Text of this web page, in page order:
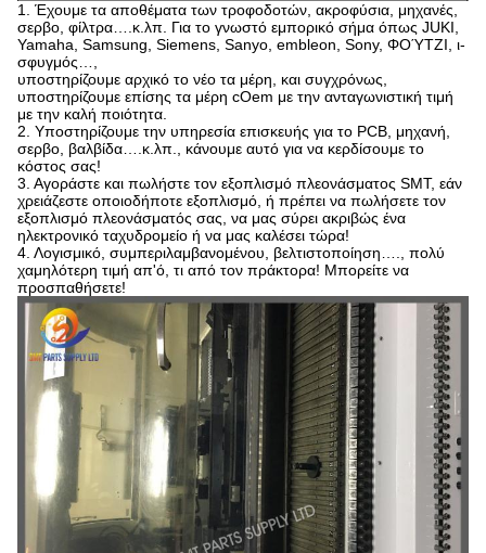
1. Έχουμε τα αποθέματα των τροφοδοτών, ακροφύσια, μηχανές,
σερβο, φίλτρα….κ.λπ. Για το γνωστό εμπορικό σήμα όπως JUKI,
Yamaha, Samsung, Siemens, Sanyo, embleon, Sony, ΦΟΎΤΖΙ, ι-
σφυγμός…,
υποστηρίζουμε αρχικό το νέο τα μέρη, και συγχρόνως,
υποστηρίζουμε επίσης τα μέρη cOem με την ανταγωνιστική τιμή
με την καλή ποιότητα.
2. Υποστηρίζουμε την υπηρεσία επισκευής για το PCB, μηχανή,
σερβο, βαλβίδα….κ.λπ., κάνουμε αυτό για να κερδίσουμε το
κόστος σας!
3. Αγοράστε και πωλήστε τον εξοπλισμό πλεονάσματος SMT, εάν
χρειάζεστε οποιοδήποτε εξοπλισμό, ή πρέπει να πωλήσετε τον
εξοπλισμό πλεονάσματός σας, να μας σύρει ακριβώς ένα
ηλεκτρονικό ταχυδρομείο ή να μας καλέσει τώρα!
4. Λογισμικό, συμπεριλαμβανομένου, βελτιστοποίηση…., πολύ
χαμηλότερη τιμή απ'ό, τι από τον πράκτορα! Μπορείτε να
προσπαθήσετε!